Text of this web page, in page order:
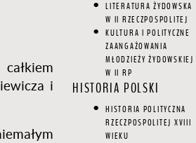
LITERATURA ŻYDOWSKA
W II RZECZPOSPOLITEJ
KULTURA I POLITYCZNE
ZAANGAŻOWANIA
MŁODZIEŻY ŻYDOWSKIEJ
W II RP
HISTORIA POLSKI
HISTORIA POLITYCZNA
RZECZPOSPOLITEJ XVIII
WIEKU
i